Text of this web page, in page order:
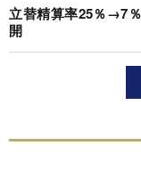
立替精算率25％→7
開